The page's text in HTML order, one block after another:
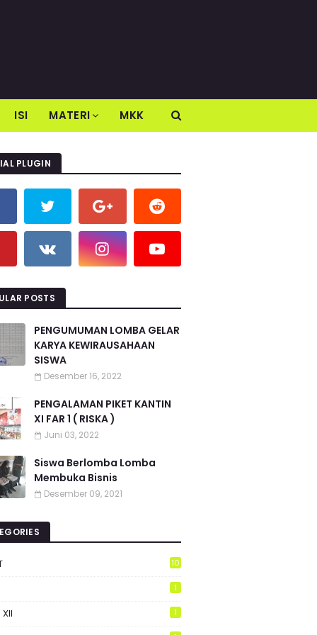
ISI MATERI MKK
PLUGIN
POSTS
PENGUMUMAN LOMBA GELAR
KARYA KEWIRAUSAHAAN
SISWA
Desember 16, 2022
PENGALAMAN PIKET KANTIN
XI FAR 1 ( RISKA )
Juni 03, 2022
Siswa Berlomba Lomba
Membuka Bisnis
Desember 09, 2021
10
1
1